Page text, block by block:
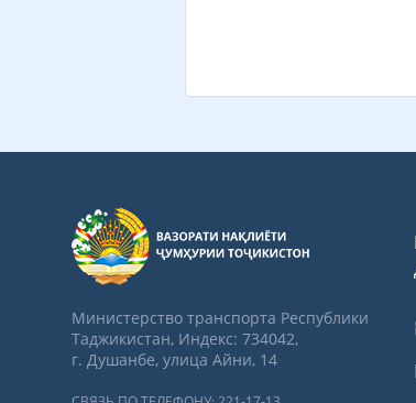
Министерство транспорта Республики
Таджикистан, Индекс: 734042,
г. Душанбе, улица Айни, 14